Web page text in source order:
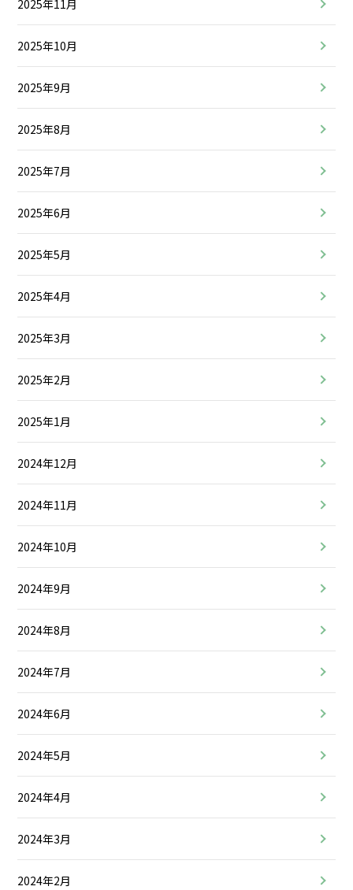
2025年11月
2025年10月
2025年9月
2025年8月
2025年7月
2025年6月
2025年5月
2025年4月
2025年3月
2025年2月
2025年1月
2024年12月
2024年11月
2024年10月
2024年9月
2024年8月
2024年7月
2024年6月
2024年5月
2024年4月
2024年3月
2024年2月